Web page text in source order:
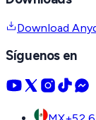
Download
Síguenos en